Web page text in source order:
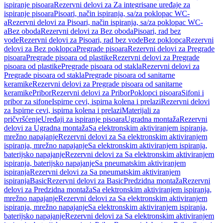
ispiranje pisoaraRezervni delovi za Za integrisane uređaje za
ispiranje pisoaraPisoari, način ispiranja, sa/za poklopac WC-
aRezervni delovi za Pisoari, način ispiranja, sa/za poklopac WC-
aBez obodaRezervni delovi za Bez obodaPisoari, rad bez
vodeRezervni delovi za Pisoari, rad bez vodeBez poklopcaRezervni
delovi za Bez poklopcaPregrade pisoaraRezervni delovi za Pregrade
pisoaraPregrade pisoara od plastikeRezervni delovi za Pregrade
pisoara od plastikePregrade pisoara od staklaRezervni delovi za
Pregrade pisoara od staklaPregrade pisoara od sanitarne
keramikeRezervni delovi za Pregrade pisoara od sanitarne
keramikePriborRezervni delovi za PriborPoklopci pisoaraSifoni i
pribor za sifoneIspirne cevi, ispirna kolena i prelaziRezervni delovi
za Ispirne cevi, ispirna kolena i prelaziMaterijali za
pričvršćenjeUređaji za ispiranje pisoaraUgradna montažaRezervni
delovi za Ugradna montažaSa elektronskim aktiviranjem ispiranja,
mrežno napajanjeRezervni delovi za Sa elektronskim aktiviranjem
ispiranja, mrežno napajanjeSa elektronskim aktiviranjem ispiranja,
baterijsko napajanjeRezervni delovi za Sa elektronskim aktiviranjem
ispiranja, baterijsko napajanjeSa pneumatskim aktiviranjem
ispiranjaRezervni delovi za Sa pneumatskim aktiviranjem
ispiranjaBasicRezervni delovi za BasicPredzidna montažaRezervni
delovi za Predzidna montažaSa elektronskim aktiviranjem ispiranja,
mrežno napajanjeRezervni delovi za Sa elektronskim aktiviranjem
ispiranja, mrežno napajanjeSa elektronskim aktiviranjem ispiranja,
baterijsko napajanjeRezervni delovi za Sa elektronskim aktiviranjem